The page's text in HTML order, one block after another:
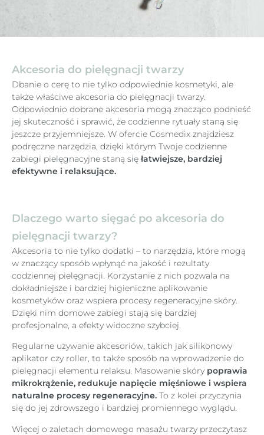
Akcesoria do pielęgnacji twarzy
Dbanie o cerę to nie tylko odpowiednie kosmetyki, ale
także właściwe akcesoria do pielęgnacji twarzy.
Odpowiednio dobrane akcesoria mogą znacząco podnieść
jej skuteczność i sprawić, że codzienne rytuały staną się
jeszcze przyjemniejsze. W ofercie Cosmedix znajdziesz
podręczne narzędzia, dzięki którym Twoje codzienne
zabiegi pielęgnacyjne staną się łatwiejsze, bardziej
efektywne i relaksujące.
Dlaczego warto sięgać po akcesoria do
pielęgnacji twarzy?
Akcesoria to nie tylko dodatki – to narzędzia, które mogą
w znaczący sposób wpłynąć na jakość i rezultaty
codziennej pielęgnacji. Korzystanie z nich pozwala na
dokładniejsze i bardziej higieniczne aplikowanie
kosmetyków oraz wspiera procesy regeneracyjne skóry.
Dzięki nim domowe zabiegi stają się bardziej
profesjonalne, a efekty widoczne szybciej.
Regularne używanie akcesoriów, takich jak silikonowy
aplikator czy roller, to także sposób na wprowadzenie do
pielęgnacji elementu relaksu. Masowanie skóry poprawia
mikrokrążenie, redukuje napięcie mięśniowe i wspiera
naturalne procesy regeneracyjne. To z kolei przyczynia
się do jej zdrowszego i bardziej promiennego wyglądu.
Więcej o zaletach domowego masażu twarzy przeczytasz